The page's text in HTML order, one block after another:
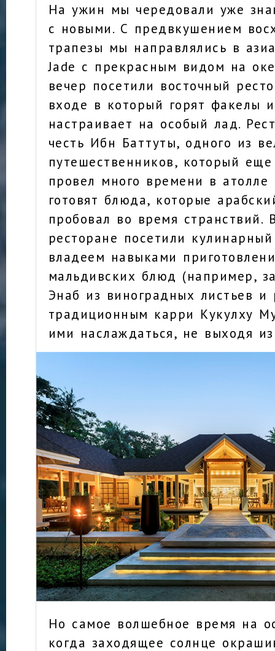
На ужин мы чередовали уже
с новыми. С предвкушением
трапезы мы направлялись в
Jade с прекрасным видом на
вечер посетили восточный
входе в который горят факелы
настраивает на особый лад.
честь Ибн Баттуты, одного из
путешественников, который
провел много времени в атолле
готовят блюда, которые
пробовал во время странствий.
ресторане посетили
владеем навыками
мальдивских блюд (например,
Энаб из виноградных листьев и
традиционным карри Кукулху
ими наслаждаться, не выходя
Но самое волшебное время на
когда заходящее солнце